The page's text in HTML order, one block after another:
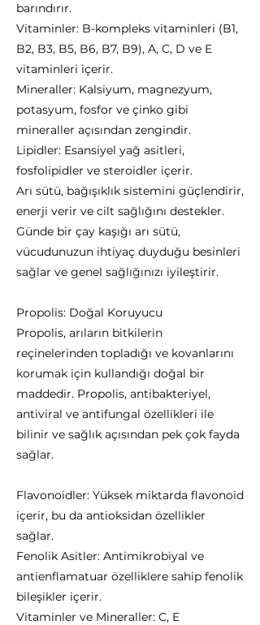
barındırır.
Vitaminler: B-kompleks vitaminleri (B1,
B2, B3, B5, B6, B7, B9), A, C, D ve E
vitaminleri içerir.
Mineraller: Kalsiyum, magnezyum,
potasyum, fosfor ve çinko gibi
mineraller açısından zengindir.
Lipidler: Esansiyel yağ asitleri,
fosfolipidler ve steroidler içerir.
Arı sütü, bağışıklık sistemini güçlendirir,
enerji verir ve cilt sağlığını destekler.
Günde bir çay kaşığı arı sütü,
vücudunuzun ihtiyaç duyduğu besinleri
sağlar ve genel sağlığınızı iyileştirir.
Propolis: Doğal Koruyucu
Propolis, arıların bitkilerin
reçinelerinden topladığı ve kovanlarını
korumak için kullandığı doğal bir
maddedir. Propolis, antibakteriyel,
antiviral ve antifungal özellikleri ile
bilinir ve sağlık açısından pek çok fayda
sağlar.
Flavonoidler: Yüksek miktarda flavonoid
içerir, bu da antioksidan özellikler
sağlar.
Fenolik Asitler: Antimikrobiyal ve
antienflamatuar özelliklere sahip fenolik
bileşikler içerir.
Vitaminler ve Mineraller: C, E